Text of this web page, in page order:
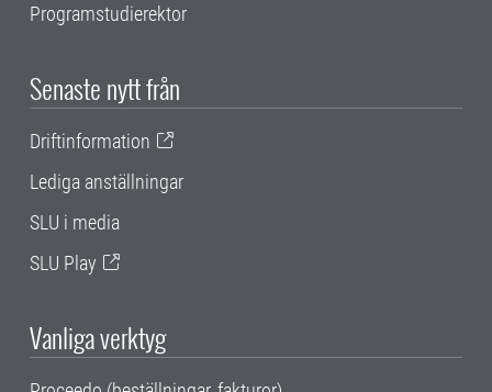
Programstudierektor
Senaste nytt från
Driftinformation
Lediga anställningar
SLU i media
SLU Play
Vanliga verktyg